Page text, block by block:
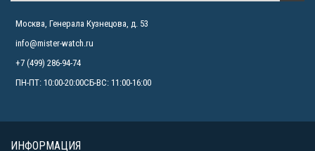
Москва, Генерала Кузнецова, д. 53
info@mister-watch.ru
+7 (499) 286-94-74
ПН-ПТ: 10:00-20:00СБ-ВС: 11:00-16:00
ИНФОРМАЦИЯ